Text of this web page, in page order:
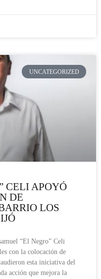
UNCATEGORIZED
CELI APOYÓ
DE
LOS
“El Negro” Celi
con la colocación de
esta iniciativa del
acción que mejora la